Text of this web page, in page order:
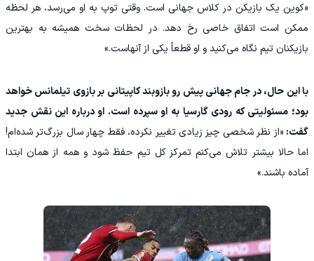
«کوین یک بازیکن در کلاس جهانی است. وقتی توپ به او می‌رسد، هر لحظه
ممکن است اتفاق خاصی رخ دهد. در لحظات سخت همیشه به بهترین
بازیکنان تیم نگاه می‌کنید و او قطعاً یکی از آنهاست.»
با این حال، در جام جهانی پیش رو بازوبند کاپیتانی بر بازوی تیلمانس خواهد
بود؛ مسئولیتی که رودی گارسیا به او سپرده است. او درباره این نقش جدید
گفت: «از نظر شخصی چیز زیادی تغییر نکرده، فقط چهار سال بزرگ‌تر شده‌ام!
اما حالا بیشتر تلاش می‌کنم تمرکز کل تیم حفظ شود و همه از همان ابتدا
آماده باشند.»